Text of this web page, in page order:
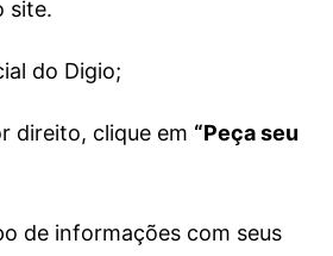
site.
do Digio;
direito, clique em “Peça seu
de informações com seus